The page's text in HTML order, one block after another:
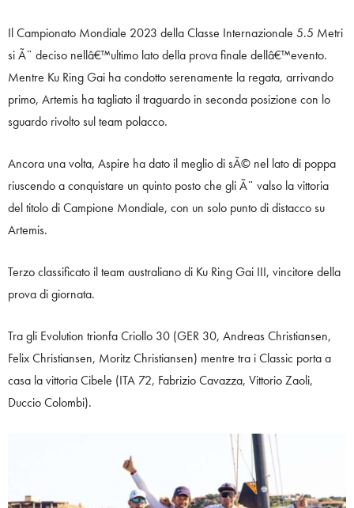
Il Campionato Mondiale 2023 della Classe Internazionale 5.5 Metri
si Ã¨ deciso nellâ€™ultimo lato della prova finale dellâ€™evento.
Mentre Ku Ring Gai ha condotto serenamente la regata, arrivando
primo, Artemis ha tagliato il traguardo in seconda posizione con lo
sguardo rivolto sul team polacco.
Ancora una volta, Aspire ha dato il meglio di sÃ© nel lato di poppa
riuscendo a conquistare un quinto posto che gli Ã¨ valso la vittoria
del titolo di Campione Mondiale, con un solo punto di distacco su
Artemis.
Terzo classificato il team australiano di Ku Ring Gai III, vincitore della
prova di giornata.
Tra gli Evolution trionfa Criollo 30 (GER 30, Andreas Christiansen,
Felix Christiansen, Moritz Christiansen) mentre tra i Classic porta a
casa la vittoria Cibele (ITA 72, Fabrizio Cavazza, Vittorio Zaoli,
Duccio Colombi).